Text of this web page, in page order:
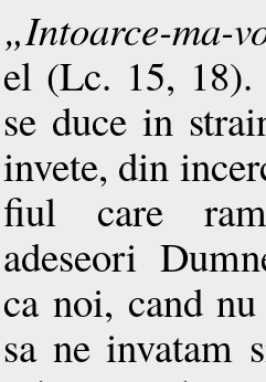
„Intoarce-ma-
el (Lc. 15, 18).
se duce in
invete, din
fiul care
adeseori
ca noi, cand
sa ne invatam